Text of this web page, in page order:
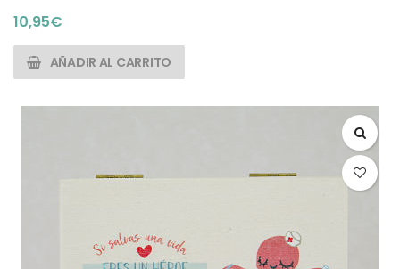
10,95€
AÑADIR AL CARRITO